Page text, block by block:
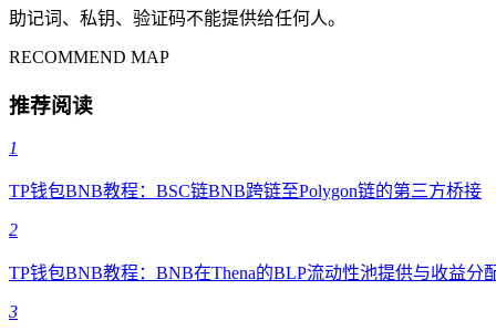
助记词、私钥、验证码不能提供给任何人。
RECOMMEND MAP
推荐阅读
1
TP钱包BNB教程：BSC链BNB跨链至Polygon链的第三方桥接
2
TP钱包BNB教程：BNB在Thena的BLP流动性池提供与收益分
3